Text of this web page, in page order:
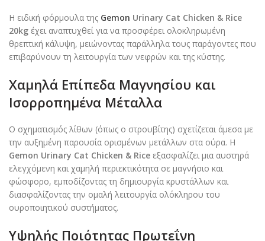
Η ειδική φόρμουλα της Gemon Urinary Cat Chicken & Rice
20kg έχει αναπτυχθεί για να προσφέρει ολοκληρωμένη
θρεπτική κάλυψη, μειώνοντας παράλληλα τους παράγοντες που
επιβαρύνουν τη λειτουργία των νεφρών και της κύστης.
Χαμηλά Επίπεδα Μαγνησίου και
Ισορροπημένα Μέταλλα
Ο σχηματισμός λίθων (όπως ο στρουβίτης) σχετίζεται άμεσα με
την αυξημένη παρουσία ορισμένων μετάλλων στα ούρα. Η
Gemon Urinary Cat Chicken & Rice εξασφαλίζει μια αυστηρά
ελεγχόμενη και χαμηλή περιεκτικότητα σε μαγνήσιο και
φώσφορο, εμποδίζοντας τη δημιουργία κρυστάλλων και
διασφαλίζοντας την ομαλή λειτουργία ολόκληρου του
ουροποιητικού συστήματος.
Υψηλής Ποιότητας Πρωτεΐνη